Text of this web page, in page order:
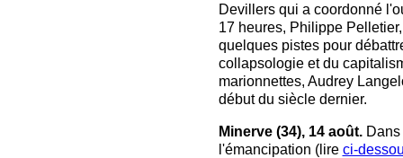
Devillers qui a coordonné
17 heures, Philippe
quelques pistes pour
collapsologie et du
marionnettes, Audrey
début du siècle dernier.
Minerve (34), 14 août.Dans
l'émancipation (lire ci-